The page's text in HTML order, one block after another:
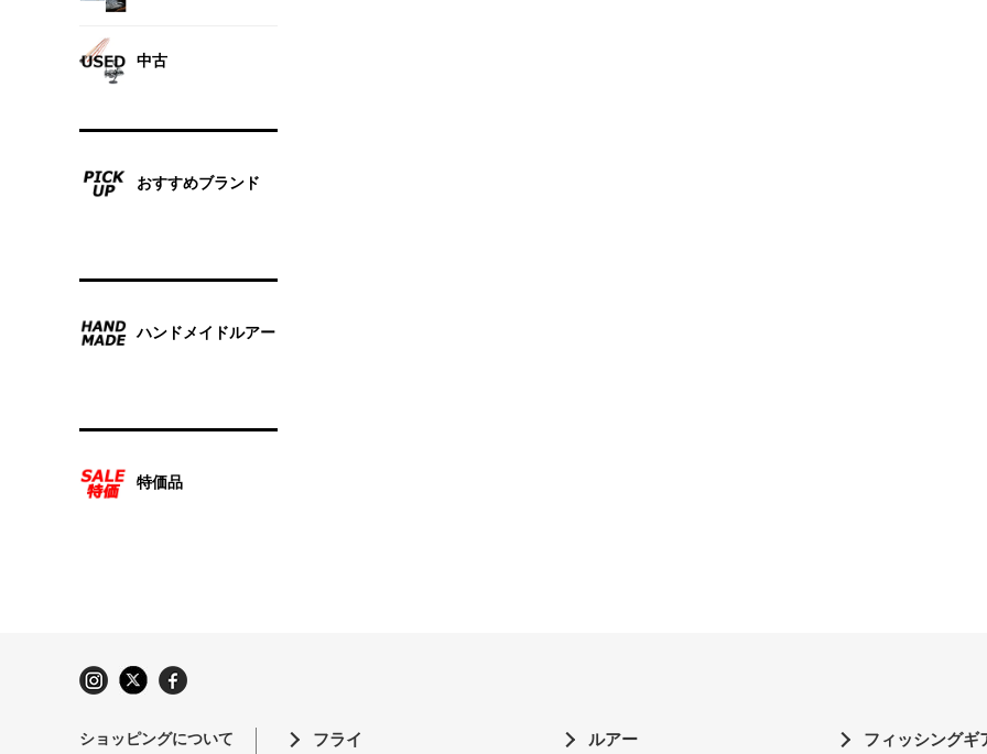
中古
おすすめブランド
ハンドメイドルアー
特価品
ショッピングについて フライ ルアー フィッシングギ